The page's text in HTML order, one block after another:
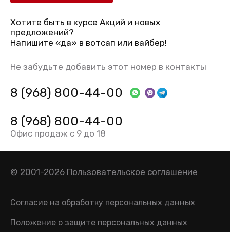
Хотите быть в курсе Акций и новых
предложений?
Напишите «да» в вотсап или вайбер!
Не забудьте добавить этот номер в контакты
8 (968) 800-44-00
8 (968) 800-44-00
Офис продаж с 9 до 18
© 2001-2026 Пользовательское соглашение
Согласие на обработку персональных данных
Положение о защите персональных данных